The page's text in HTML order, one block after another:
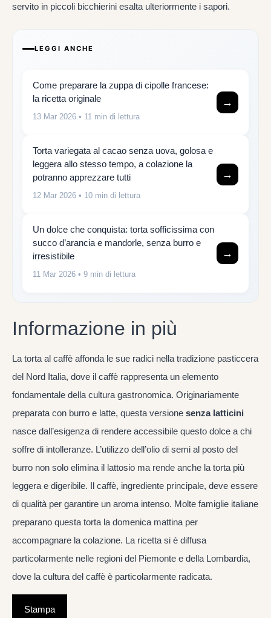
servito in piccoli bicchierini esalta ulteriormente i sapori.
LEGGI ANCHE
Come preparare la zuppa di cipolle francese:
la ricetta originale
13 Mar 2026 • 11 min di lettura
→
Torta variegata al cacao senza uova, golosa e
leggera allo stesso tempo, a colazione la
potranno apprezzare tutti
12 Mar 2026 • 10 min di lettura
→
Un dolce che conquista: torta sofficissima con
succo d’arancia e mandorle, senza burro e
irresistibile
11 Mar 2026 • 9 min di lettura
→
Informazione in più
La torta al caffè affonda le sue radici nella tradizione pasticcera
del Nord Italia, dove il caffè rappresenta un elemento
fondamentale della cultura gastronomica. Originariamente
preparata con burro e latte, questa versione senza latticini
nasce dall’esigenza di rendere accessibile questo dolce a chi
soffre di intolleranze. L’utilizzo dell’olio di semi al posto del
burro non solo elimina il lattosio ma rende anche la torta più
leggera e digeribile. Il caffè, ingrediente principale, deve essere
di qualità per garantire un aroma intenso. Molte famiglie italiane
preparano questa torta la domenica mattina per
accompagnare la colazione. La ricetta si è diffusa
particolarmente nelle regioni del Piemonte e della Lombardia,
dove la cultura del caffè è particolarmente radicata.
Stampa